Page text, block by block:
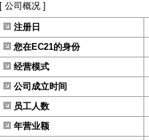
[ 公司概况 ]
注册日
您在EC21的身份
经营模式
公司成立时间
员工人数
年营业额